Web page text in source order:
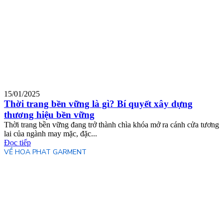
15/01/2025
Thời trang bền vững là gì? Bí quyết xây dựng
thương hiệu bền vững
Thời trang bền vững đang trở thành chìa khóa mở ra cánh cửa tương
lai của ngành may mặc, đặc...
Đọc tiếp
VỀ HOA PHAT GARMENT